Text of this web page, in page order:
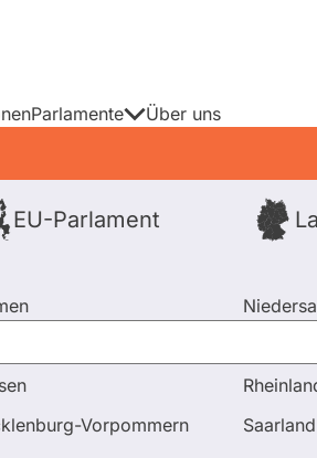
Parlamente
EU-Parlament
Vorpommern
Saarland
Über uns
Fragen und Antworten Sehr